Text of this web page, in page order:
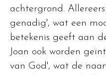
achtergrond.
genadig', wat een
betekenis geeft aan
Joan ook worden
van God', wat de